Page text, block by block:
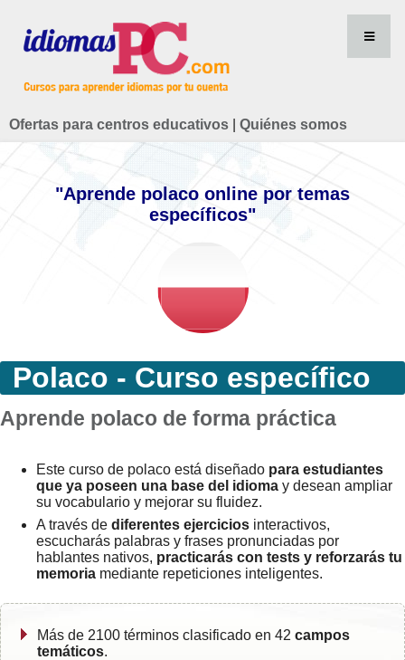
Ofertas para centros educativos Quiénes somos
"Aprende polaco online por temas
específicos"
Polaco - Curso específico
Aprende polaco de forma práctica
Este curso de polaco está diseñado para estudiantes
que ya poseen una base del idioma y desean ampliar
su vocabulario y mejorar su fluidez.
A través de diferentes ejercicios interactivos,
escucharás palabras y frases pronunciadas por
hablantes nativos, practicarás con tests y reforzarás tu
memoria mediante repeticiones inteligentes.
Más de 2100 términos clasificado en 42 campos
temáticos.